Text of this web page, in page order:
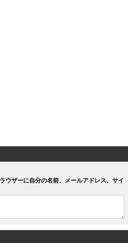
ウザーに自分の名前、メールアドレス、サイ